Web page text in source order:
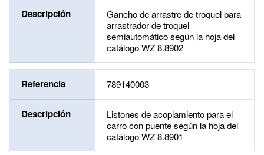
Descripción
Gancho de arrastre de troquel para
arrastrador de troquel
semiautomático según la hoja del
catálogo WZ 8.8902
Referencia 789140003
Descripción
Listones de acoplamiento para el
carro con puente según la hoja del
catálogo WZ 8.8901